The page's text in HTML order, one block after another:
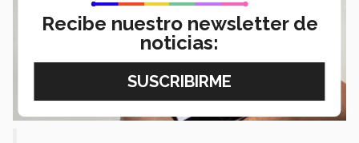
Recibe nuestro newsletter de
noticias: